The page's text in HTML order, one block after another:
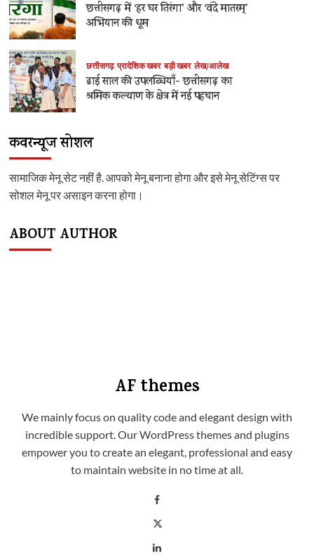
छत्तीसगढ़ में ‘हर घर तिरंगा’ और ‘वंदे मातरम्’
अभियान की धूम
छत्तीसगढ़ प्रादेशिक खबर बड़ी खबर लेख/आलेख
ढाई साल की उपलब्धियाँ- छत्तीसगढ़ का
श्रमिक कल्याण के क्षेत्र में नई पहचान
कवरन्यूज सोशल
सामाजिक मेनू सेट नहीं है. आपको मेनू बनाना होगा और इसे मेनू सेटिंग्स पर
सोशल मेनू पर असाइन करना होगा।
ABOUT AUTHOR
AF themes
We mainly focus on quality code and elegant design with
incredible support. Our WordPress themes and plugins
empower you to create an elegant, professional and easy
to maintain website in no time at all.